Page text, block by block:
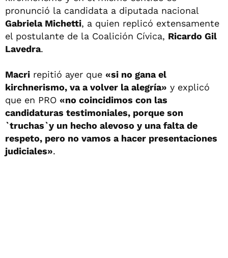
pronunció la candidata a diputada nacional
Gabriela Michetti, a quien replicó extensamente
el postulante de la Coalición Cívica, Ricardo Gil
Lavedra.
Macri repitió ayer que «si no gana el
kirchnerismo, va a volver la alegría» y explicó
que en PRO «no coincidimos con las
candidaturas testimoniales, porque son
`truchas`y un hecho alevoso y una falta de
respeto, pero no vamos a hacer presentaciones
judiciales».